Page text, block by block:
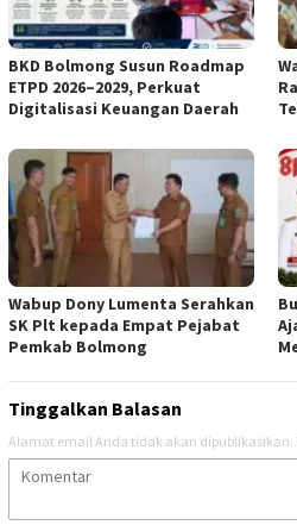
BKD Bolmong Susun Roadmap
ETPD 2026–2029, Perkuat
Digitalisasi Keuangan Daerah
Wabup Dony Lumenta Serahkan
SK Plt kepada Empat Pejabat
Pemkab Bolmong
Tinggalkan Balasan
Alamat email Anda tidak akan dipublikasikan.